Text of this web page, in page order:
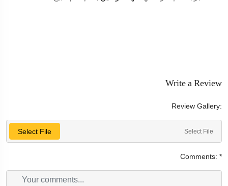
Write a Review
Review Gallery:
Select File Select File
Comments: *